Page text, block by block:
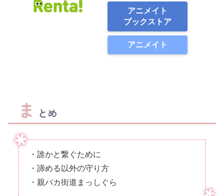
アニメイト
ブックストア
アニメイト
ま とめ
・誰かと繋ぐために
・諦める以外の守り方
・親バカ街道まっしぐら